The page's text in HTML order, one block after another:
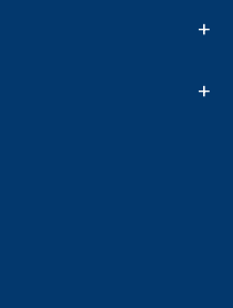
+
+